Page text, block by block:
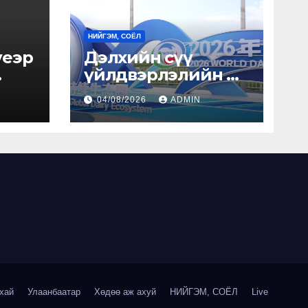
НИЙГЭМ, СОЁЛ
Дэлхийн сүү
үйлдвэрлэлийн их
хурал болж байна
04/08/2026 ADMIN
Улаанбаатар Хөдөө аж ахуй НИЙГЭМ, СОЁЛ Live